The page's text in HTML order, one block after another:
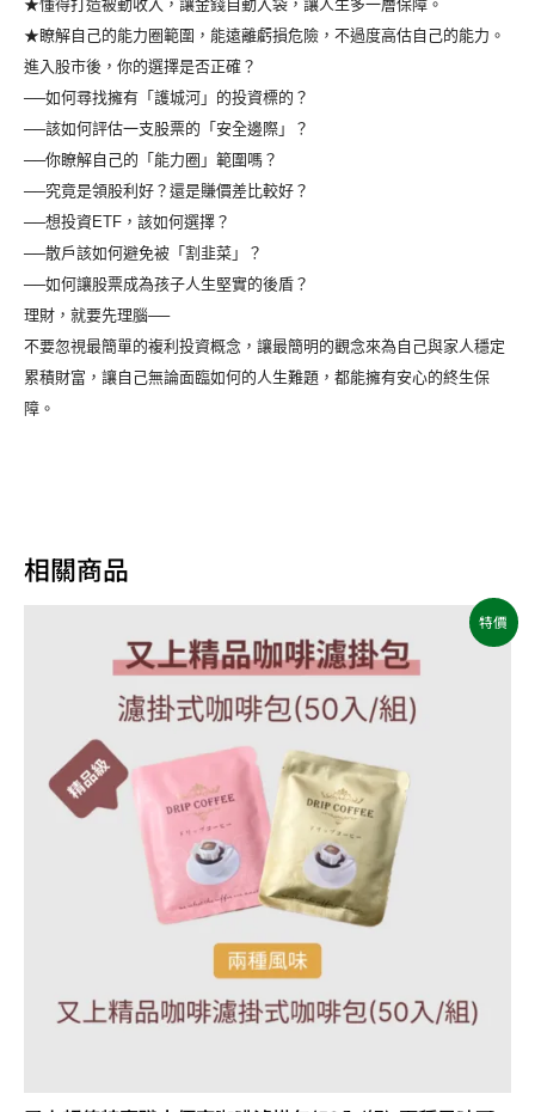
★懂得打造被動收入，讓金錢自動入袋，讓人生多一層保障。
★瞭解自己的能力圈範圍，能遠離虧損危險，不過度高估自己的能力。
進入股市後，你的選擇是否正確？
──如何尋找擁有「護城河」的投資標的？
──該如何評估一支股票的「安全邊際」？
──你瞭解自己的「能力圈」範圍嗎？
──究竟是領股利好？還是賺價差比較好？
──想投資ETF，該如何選擇？
──散戶該如何避免被「割韭菜」？
──如何讓股票成為孩子人生堅實的後盾？
理財，就要先理腦──
不要忽視最簡單的複利投資概念，讓最簡明的觀念來為自己與家人穩定
累積財富，讓自己無論面臨如何的人生難題，都能擁有安心的終生保
障。
相關商品
特價
始
價
格：
NT$1,200。
前
價
格：
NT$960。